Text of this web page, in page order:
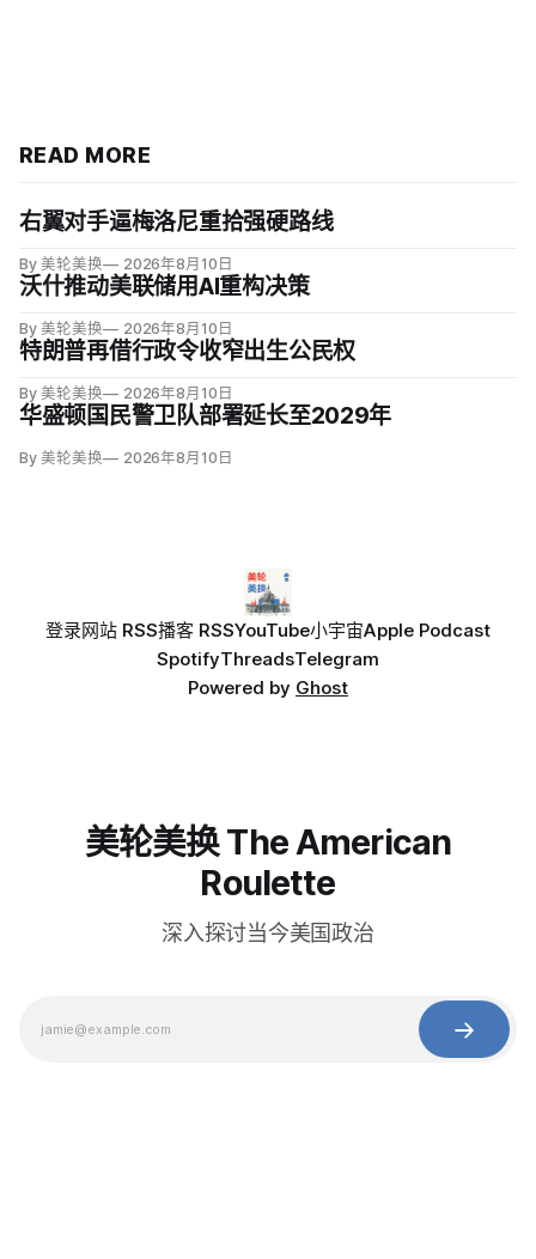
READ MORE
右翼对手逼梅洛尼重拾强硬路线
By 美轮美换 2026年8月10日
沃什推动美联储用AI重构决策
By 美轮美换 2026年8月10日
特朗普再借行政令收窄出生公民权
By 美轮美换 2026年8月10日
华盛顿国民警卫队部署延长至2029年
By 美轮美换 2026年8月10日
登录网站 RSS播客 RSSYouTube小宇宙Apple Podcast
SpotifyThreadsTelegram
Powered by Ghost
美轮美换 The American
Roulette
深入探讨当今美国政治